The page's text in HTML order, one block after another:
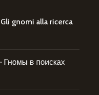
gnomi alla ricerca
в поисках